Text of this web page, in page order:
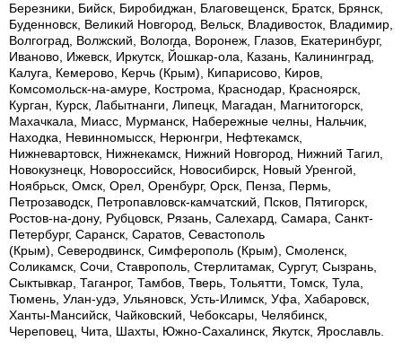
Березники, Бийск, Биробиджан, Благовещенск, Братск, Брянск,
Буденновск, Великий Новгород, Вельск, Владивосток, Владимир,
Волгоград, Волжский, Вологда, Воронеж, Глазов, Екатеринбург,
Иваново, Ижевск, Иркутск, Йошкар-ола, Казань, Калининград,
Калуга, Кемерово, Керчь (Крым), Кипарисово, Киров,
Комсомольск-на-амуре, Кострома, Краснодар, Красноярск,
Курган, Курск, Лабытнанги, Липецк, Магадан, Магнитогорск,
Махачкала, Миасс, Мурманск, Набережные челны, Нальчик,
Находка, Невинномысск, Нерюнгри, Нефтекамск,
Нижневартовск, Нижнекамск, Нижний Новгород, Нижний Тагил,
Новокузнецк, Новороссийск, Новосибирск, Новый Уренгой,
Ноябрьск, Омск, Орел, Оренбург, Орск, Пенза, Пермь,
Петрозаводск, Петропавловск-камчатский, Псков, Пятигорск,
Ростов-на-дону, Рубцовск, Рязань, Салехард, Самара, Санкт-
Петербург, Саранск, Саратов, Севастополь
(Крым), Северодвинск, Симферополь (Крым), Смоленск,
Соликамск, Сочи, Ставрополь, Стерлитамак, Сургут, Сызрань,
Сыктывкар, Таганрог, Тамбов, Тверь, Тольятти, Томск, Тула,
Тюмень, Улан-удэ, Ульяновск, Усть-Илимск, Уфа, Хабаровск,
Ханты-Мансийск, Чайковский, Чебоксары, Челябинск,
Череповец, Чита, Шахты, Южно-Сахалинск, Якутск, Ярославль.